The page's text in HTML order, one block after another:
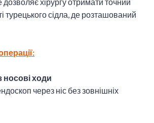
дозволяє хірургу отримати точний
турецького сідла, де розташований
носові ходи
через ніс без зовнішніх